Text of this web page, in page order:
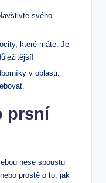
svého
které máte. Je
v oblasti.
prsní
nese spoustu
prostě o to, jak